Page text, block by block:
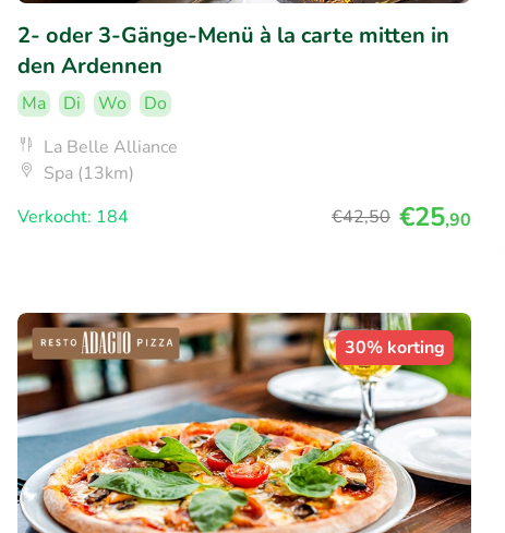
2- oder 3-Gänge-Menü à la carte mitten in
den Ardennen
Ma Di Wo
Do
La Belle Alliance
Spa (13km)
Verkocht: 184
€42,50 €25,90
30% korting